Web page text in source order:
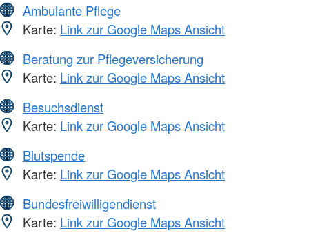
Ambulante Pflege
Karte: Link zur Google Maps Ansicht
Beratung zur Pflegeversicherung
Karte: Link zur Google Maps Ansicht
Besuchsdienst
Karte: Link zur Google Maps Ansicht
Blutspende
Karte: Link zur Google Maps Ansicht
Bundesfreiwilligendienst
Karte: Link zur Google Maps Ansicht